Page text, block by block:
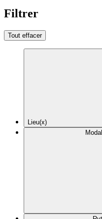
Filtrer
Tout effacer
Lieu(x)